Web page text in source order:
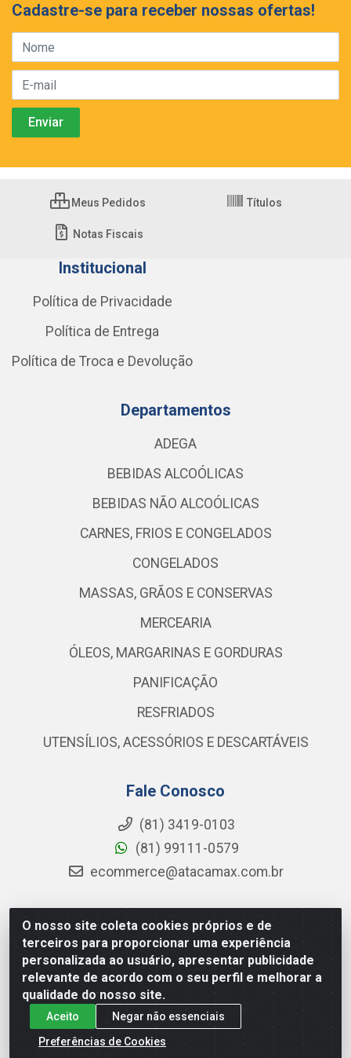
O nosso site coleta cookies próprios e de
terceiros para proporcionar uma experiência
personalizada ao usuário, apresentar publicidade
relevante de acordo com o seu perfil e melhorar a
qualidade do nosso site.
Aceito
Negar não essenciais
Preferências de Cookies
Cadastre-se para receber nossas ofertas!
Meus Pedidos Títulos
Notas Fiscais
Institucional
Política de Privacidade
Política de Entrega
Política de Troca e Devolução
Departamentos
ADEGA
BEBIDAS ALCOÓLICAS
BEBIDAS NÃO ALCOÓLICAS
CARNES, FRIOS E CONGELADOS
CONGELADOS
MASSAS, GRÃOS E CONSERVAS
MERCEARIA
ÓLEOS, MARGARINAS E GORDURAS
PANIFICAÇÃO
RESFRIADOS
UTENSÍLIOS, ACESSÓRIOS E DESCARTÁVEIS
Fale Conosco
(81) 3419-0103
(81) 99111-0579
ecommerce@atacamax.com.br
Atacamax Importadora de Alimentos LTDA - RODOVIA BR-
101 - SUL, KM 79,60 GP E GALPAO:D - Muribeca, Jaboatão dos
Guararapes - PE, 54355-010 - CNPJ 08.305.623/0001-84